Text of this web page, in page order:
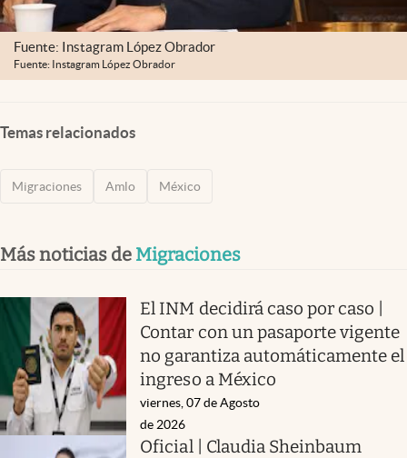
Fuente: Instagram López Obrador
Fuente: Instagram López Obrador
Temas relacionados
Migraciones Amlo México
Más noticias de Migraciones
El INM decidirá caso por caso |
Contar con un pasaporte vigente
no garantiza automáticamente el
ingreso a México
viernes, 07 de Agosto
de 2026
Oficial | Claudia Sheinbaum